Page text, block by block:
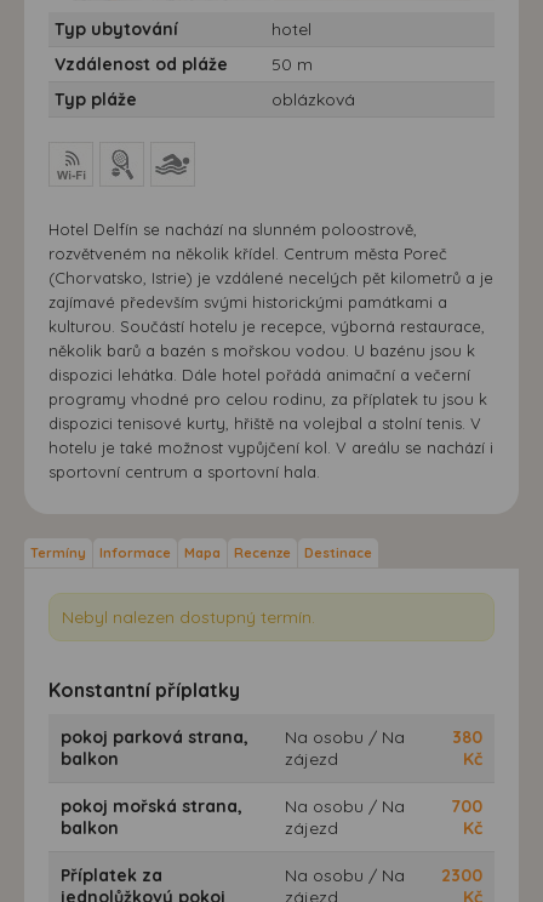
autobusem - Hotel
Delfin - bazén
autobusem - Hotel
Delfin - pláž
Typ ubytování
hotel
Vzdálenost od pláže
50 m
Typ pláže
oblázková
Hotel Delfín se nachází na slunném poloostrově,
rozvětveném na několik křídel. Centrum města Poreč
(Chorvatsko, Istrie) je vzdálené necelých pět kilometrů a je
zajímavé především svými historickými památkami a
kulturou. Součástí hotelu je recepce, výborná restaurace,
několik barů a bazén s mořskou vodou. U bazénu jsou k
dispozici lehátka. Dále hotel pořádá animační a večerní
programy vhodné pro celou rodinu, za příplatek tu jsou k
dispozici tenisové kurty, hřiště na volejbal a stolní tenis. V
hotelu je také možnost vypůjčení kol. V areálu se nachází i
sportovní centrum a sportovní hala.
Termíny Informace Mapa Recenze Destinace
Nebyl nalezen dostupný termín.
Konstantní příplatky
pokoj parková strana,
balkon
Na osobu / Na
zájezd
380
Kč
pokoj mořská strana,
balkon
Na osobu / Na
zájezd
700
Kč
Příplatek za
jednolůžkový pokoj
Na osobu / Na
zájezd
2300
Kč